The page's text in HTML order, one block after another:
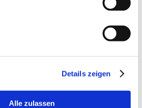
Details zeigen
Alle zulassen